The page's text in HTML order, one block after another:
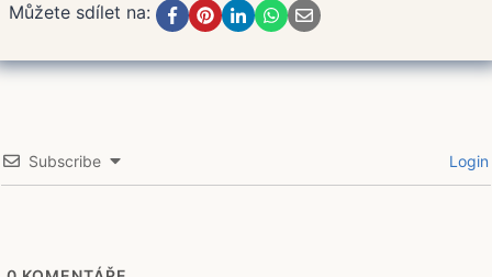
Můžete sdílet na:
Subscribe Login